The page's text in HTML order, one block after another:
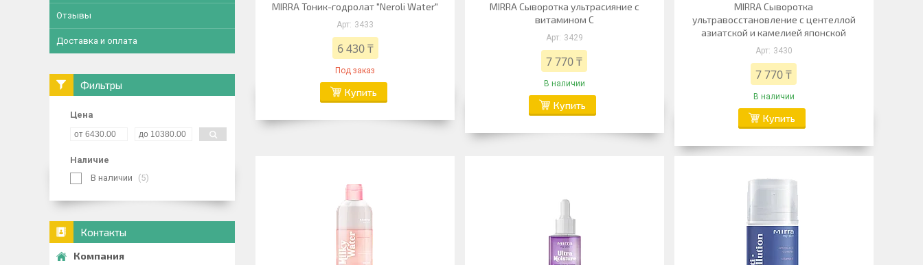
MIRRA Тоник-годролат "Neroli Water"
3433
6 430 ₸
Под заказ
Купить
MIRRA Сыворотка ультрасияние с
витамином C
3429
7 770 ₸
В наличии
Купить
MIRRA Сыворотка
ультравосстановление с центеллой
азиатской и камелией японской
3430
7 770 ₸
В наличии
Купить
Отзывы
Доставка и оплата
Фильтры
Цена
Наличие
В наличии
5
Контакты